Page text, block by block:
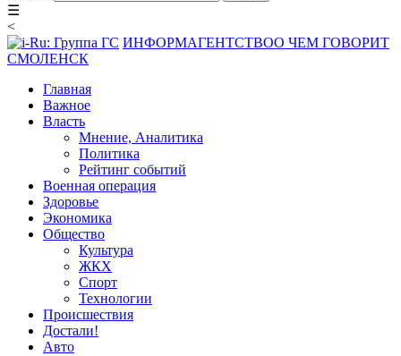
☰
<
ИНФОРМАГЕНТСТВОО ЧЕМ ГОВОРИТ
СМОЛЕНСК
Главная
Важное
Власть
Мнение, Аналитика
Политика
Рейтинг событий
Военная операция
Здоровье
Экономика
Общество
Культура
ЖКХ
Спорт
Технологии
Происшествия
Достали!
Авто